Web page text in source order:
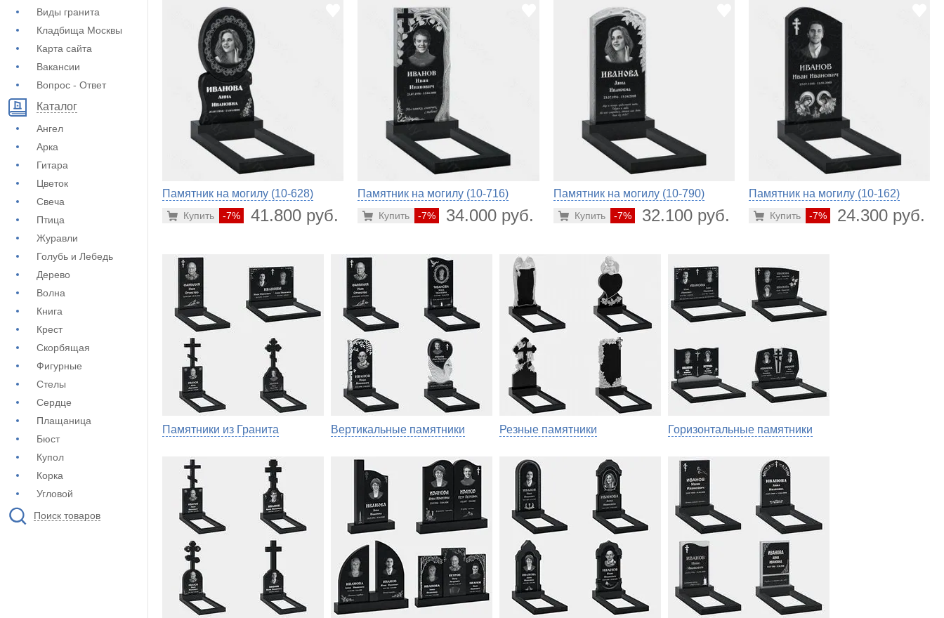
Виды гранита
Кладбища Москвы
Карта сайта
Вакансии
Вопрос - Ответ
Каталог
Ангел
Арка
Гитара
Цветок
Свеча
Птица
Журавли
Голубь и Лебедь
Дерево
Волна
Книга
Крест
Скорбящая
Фигурные
Стелы
Сердце
Плащаница
Бюст
Купол
Корка
Угловой
Поиск товаров
Памятник на могилу (10-628)
-7% 41.800 руб.
Купить
Памятник на могилу (10-716)
-7% 34.000 руб.
Купить
Памятник на могилу (10-790)
-7% 32.100 руб.
Купить
Памятник на могилу (10-162)
-7% 24.300 руб.
Купить
Памятники из Гранита Вертикальные памятники Резные памятники Горизонтальные памятники